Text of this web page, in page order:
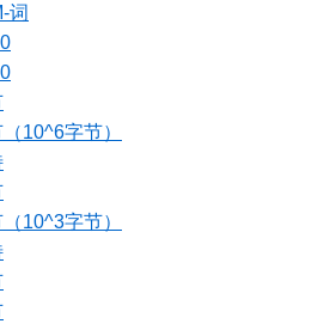
词
10^6字节）
10^3字节）